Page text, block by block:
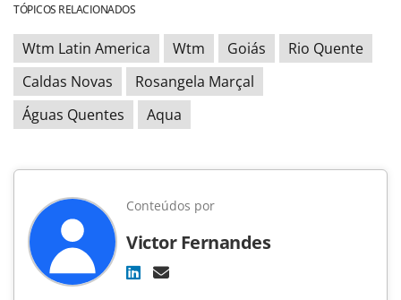
TÓPICOS RELACIONADOS
Wtm Latin America Wtm Goiás
Rio Quente
Caldas Novas
Rosangela Marçal
Águas Quentes
Aqua
Conteúdos por
Victor Fernandes